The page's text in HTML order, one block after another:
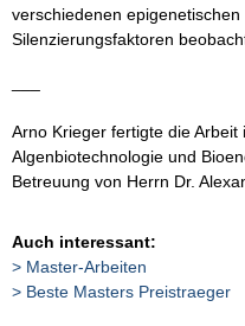
verschiedenen
Silenzierungsfaktoren
Arno Krieger fertigte die Arbeit
Algenbiotechnologie und
Betreuung von Herrn Dr.
Auch interessant:
Master-Arbeiten
Beste Masters Preistraeger